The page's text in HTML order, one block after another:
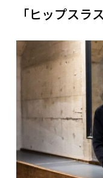
「ヒップスラ